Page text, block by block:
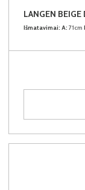
LANGEN
Išmatavimai: A: 71cm